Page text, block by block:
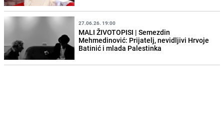
27.06.26. 19:00
MALI ŽIVOTOPISI | Semezdin
Mehmedinović: Prijatelj, nevidljivi Hrvoje
Batinić i mlada Palestinka